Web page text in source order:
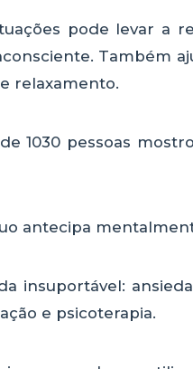
pode levar a
Também
relaxamento.
1030 pessoas
antecipa
insuportável:
e psicoterapia.